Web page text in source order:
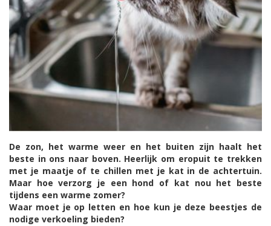
De zon, het warme weer en het buiten zijn haalt het
beste in ons naar boven. Heerlijk om eropuit te trekken
met je maatje of te chillen met je kat in de achtertuin.
Maar hoe verzorg je een hond of kat nou het beste
tijdens een warme zomer?
Waar moet je op letten en hoe kun je deze beestjes de
nodige verkoeling bieden?